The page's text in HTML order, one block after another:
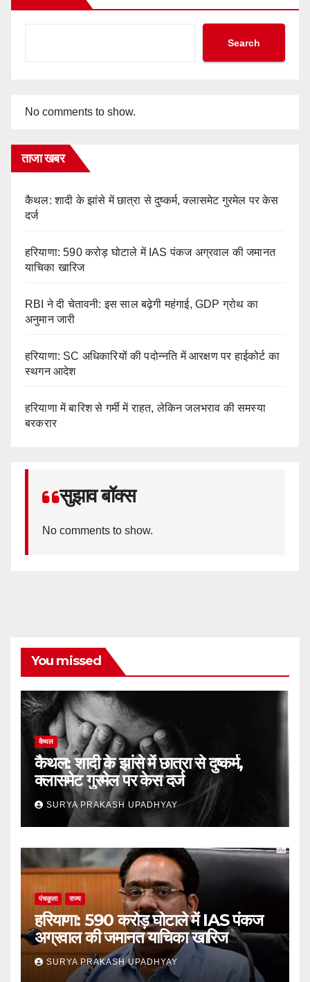
Search
No comments to show.
ताजा खबर
कैथल: शादी के झांसे में छात्रा से दुष्कर्म, क्लासमेट गुरमेल पर केस
दर्ज
हरियाणा: 590 करोड़ घोटाले में IAS पंकज अग्रवाल की जमानत
याचिका खारिज
RBI ने दी चेतावनी: इस साल बढ़ेगी महंगाई, GDP ग्रोथ का
अनुमान जारी
हरियाणा: SC अधिकारियों की पदोन्नति में आरक्षण पर हाईकोर्ट का
स्थगन आदेश
हरियाणा में बारिश से गर्मी में राहत, लेकिन जलभराव की समस्या
बरकरार
सुझाव बॉक्स
No comments to show.
You missed
कैथल
कैथल: शादी के झांसे में छात्रा से दुष्कर्म,
क्लासमेट गुरमेल पर केस दर्ज
SURYA PRAKASH UPADHYAY
पंचकूला राज्य
हरियाणा: 590 करोड़ घोटाले में IAS पंकज
अग्रवाल की जमानत याचिका खारिज
SURYA PRAKASH UPADHYAY